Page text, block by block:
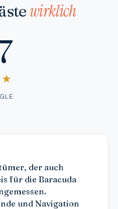
wirklich
der auch
für die Baracuda
und Navigation